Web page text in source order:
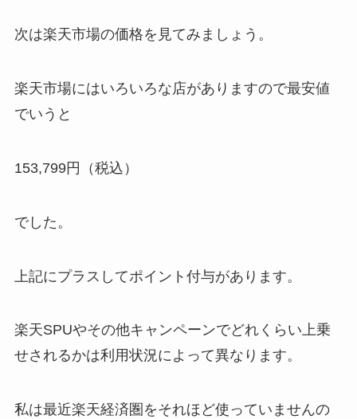
次は楽天市場の価格を見てみましょう。
楽天市場にはいろいろな店がありますので最安値
でいうと
153,799円（税込）
でした。
上記にプラスしてポイント付与があります。
楽天SPUやその他キャンペーンでどれくらい上乗
せされるかは利用状況によって異なります。
私は最近楽天経済圏をそれほど使っていませんの